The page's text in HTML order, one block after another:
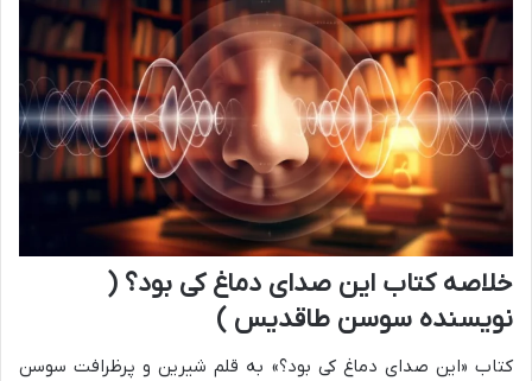
خلاصه کتاب این صدای دماغ کی بود؟ (
نویسنده سوسن طاقدیس )
کتاب «این صدای دماغ کی بود؟» به قلم شیرین و پرظرافت سوسن